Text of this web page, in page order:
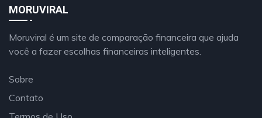
MORUVIRAL
Moruviral é um site de comparação financeira que ajuda
você a fazer escolhas financeiras inteligentes.
Sobre
Contato